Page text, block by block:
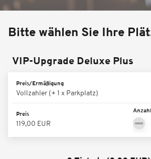
Bitte wählen Sie Ihre
VIP-Upgrade Deluxe Plus
Preis/Ermäßigung
Vollzahler (+ 1 x Parkplatz)
Preis
119,00 EUR